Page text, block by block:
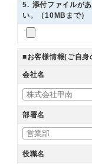
5. 添付ファイルが
い。（10MBまで）
■お客様情報(ご自身
会社名
部署名
役職名